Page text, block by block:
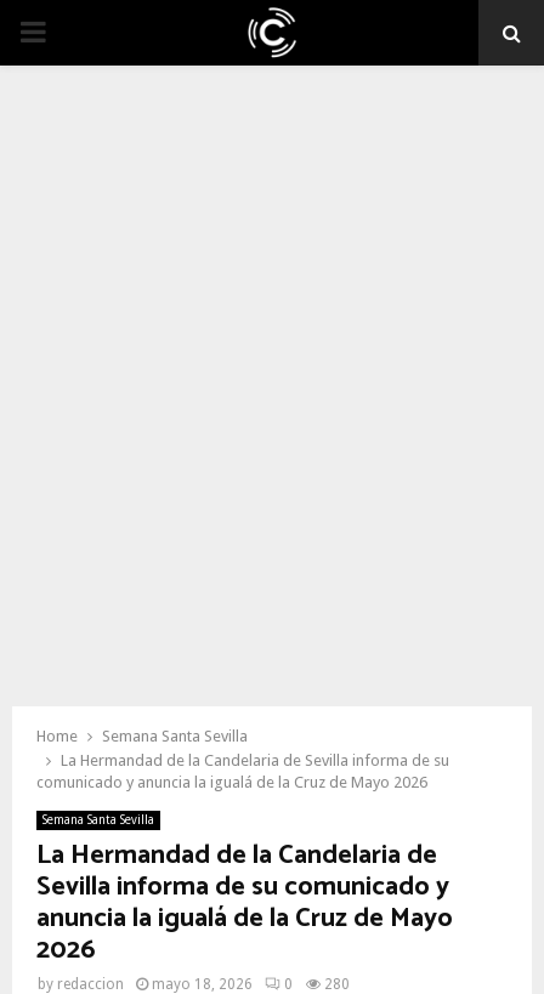
PRIMARY
Home
Semana Santa Sevilla
La Hermandad de la Candelaria de Sevilla informa de su
comunicado y anuncia la igualá de la Cruz de Mayo 2026
Semana Santa Sevilla
La Hermandad de la Candelaria de
Sevilla informa de su comunicado y
anuncia la igualá de la Cruz de Mayo
2026
by redaccion mayo 18, 2026 0 280